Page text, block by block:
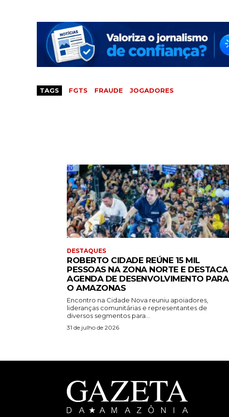
TAGS FGTS FRAUDE JOGADORES
DESTAQUES
ROBERTO CIDADE REÚNE 15 MIL
PESSOAS NA ZONA NORTE E DESTACA
AGENDA DE DESENVOLVIMENTO PARA
O AMAZONAS
Encontro na Cidade Nova reuniu apoiadores,
lideranças comunitárias e representantes de
diversos segmentos para...
31 de julho de 2026